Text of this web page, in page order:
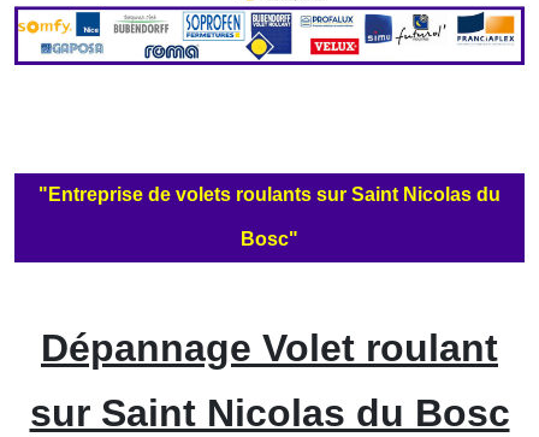
"Entreprise de volets roulants sur Saint Nicolas du
Bosc"
Dépannage Volet roulant
sur Saint Nicolas du Bosc